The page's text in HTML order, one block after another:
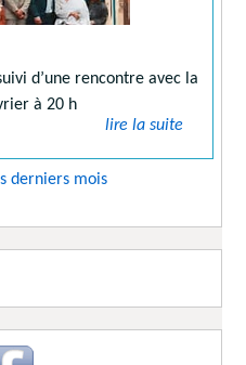
d’une rencontre avec la
à 20 h
lire la suite
derniers mois